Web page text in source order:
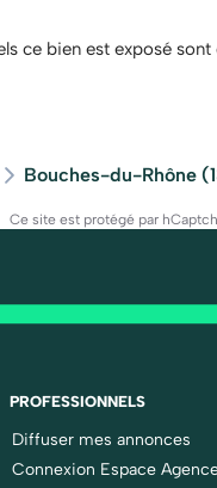
ce bien est exposé
Bouches-du-Rhône
Ce site est protégé par
PROFESSIONNELS
Diffuser mes annonces
Connexion Espace